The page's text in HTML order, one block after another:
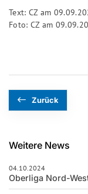
Text: CZ am
Foto: CZ am
Zurück
Weitere News
04.10.2024
Oberliga Nord-